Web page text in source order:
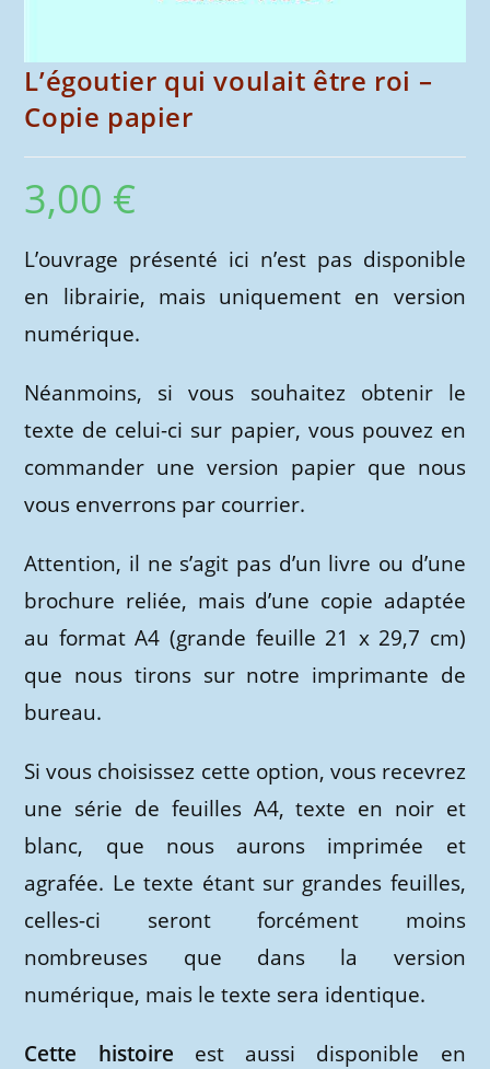
L’égoutier qui voulait être roi –
Copie papier
3,00 €
L’ouvrage présenté ici n’est pas disponible
en librairie, mais uniquement en version
numérique.
Néanmoins, si vous souhaitez obtenir le
texte de celui-ci sur papier, vous pouvez en
commander une version papier que nous
vous enverrons par courrier.
Attention, il ne s’agit pas d’un livre ou d’une
brochure reliée, mais d’une copie adaptée
au format A4 (grande feuille 21 x 29,7 cm)
que nous tirons sur notre imprimante de
bureau.
Si vous choisissez cette option, vous recevrez
une série de feuilles A4, texte en noir et
blanc, que nous aurons imprimée et
agrafée. Le texte étant sur grandes feuilles,
celles-ci seront forcément moins
nombreuses que dans la version
numérique, mais le texte sera identique.
Cette histoire est aussi disponible en